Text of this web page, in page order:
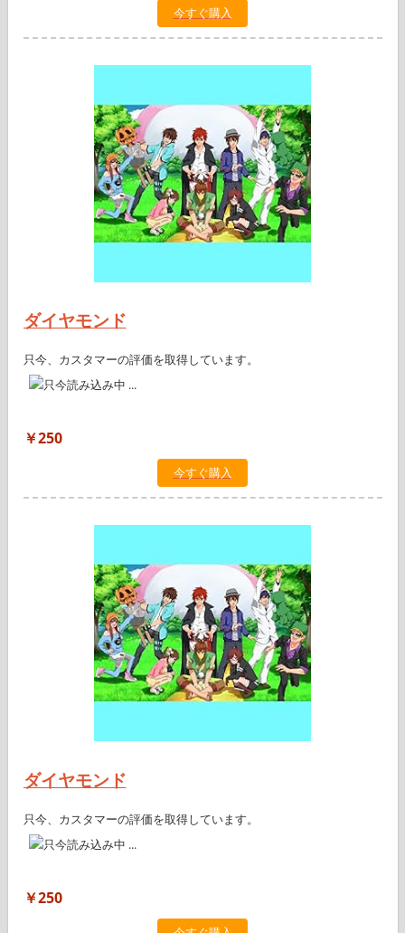
今すぐ購入
ダイヤモンド
只今、カスタマーの評価を取得しています。
￥250
今すぐ購入
ダイヤモンド
只今、カスタマーの評価を取得しています。
￥250